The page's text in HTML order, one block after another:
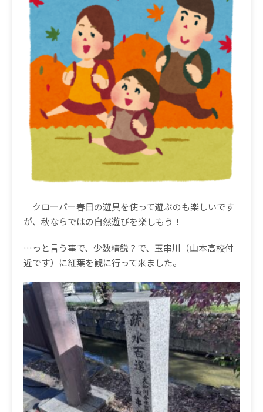
クローバー春日の遊具を使って遊ぶのも楽しいです
が、秋ならではの自然遊びを楽しもう！
…っと言う事で、少数精鋭？で、玉串川（山本高校付
近です）に紅葉を観に行って来ました。